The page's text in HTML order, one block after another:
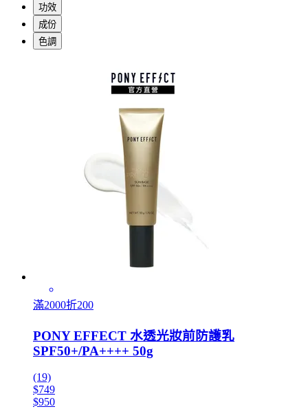
功效
成份
色調
滿2000折200
PONY EFFECT 水透光妝前防護乳
SPF50+/PA++++ 50g
(19)
$749
$950